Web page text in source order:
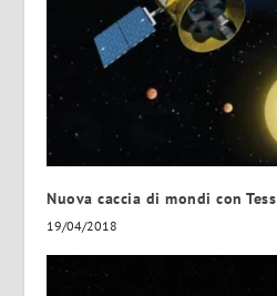
Nuova caccia di mondi con Tess
19/04/2018